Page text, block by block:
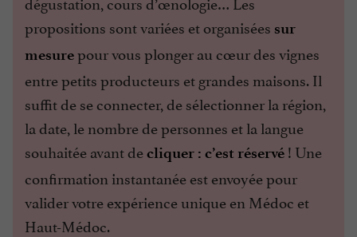
propositions sont variées et organisées sur
mesurepour vous plonger au cœur des vignes
entre petits producteurs et grandes maisons. Il
suffit de se connecter, de sélectionner la région,
la date, le nombre de personnes et la langue
souhaitée avant decliquer : c’est réservé ! Une
confirmation instantanée est envoyée pour
valider votre expérience unique en Médoc et
Haut-Médoc.